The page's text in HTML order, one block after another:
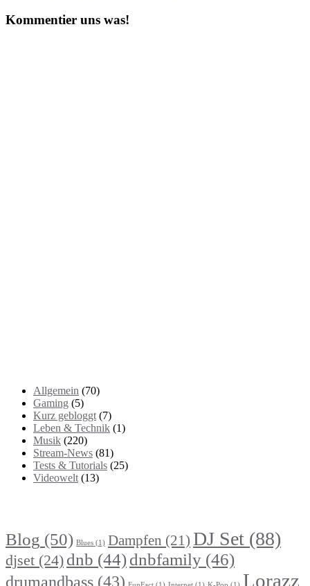
Kommentier uns was!
Allgemein (70)
Gaming (5)
Kurz gebloggt (7)
Leben & Technik (1)
Musik (220)
Stream-News (81)
Tests & Tutorials (25)
Videowelt (13)
Blog (50) Blues (1) Dampfen (21) DJ Set (88)
djset (24) dnb (44)dnbfamily (46)
drumandbass (43) Lorazz